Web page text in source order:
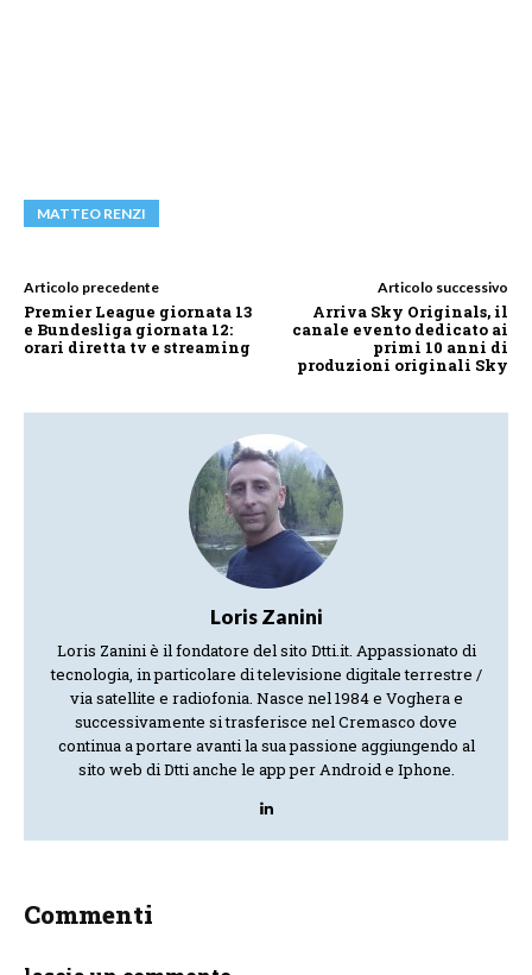
MATTEO RENZI
Articolo precedente
Premier League giornata 13
e Bundesliga giornata 12:
orari diretta tv e streaming
Articolo successivo
Arriva Sky Originals, il
canale evento dedicato ai
primi 10 anni di
produzioni originali Sky
Loris Zanini
Loris Zanini è il fondatore del sito Dtti.it. Appassionato di
tecnologia, in particolare di televisione digitale terrestre /
via satellite e radiofonia. Nasce nel 1984 e Voghera e
successivamente si trasferisce nel Cremasco dove
continua a portare avanti la sua passione aggiungendo al
sito web di Dtti anche le app per Android e Iphone.
Commenti